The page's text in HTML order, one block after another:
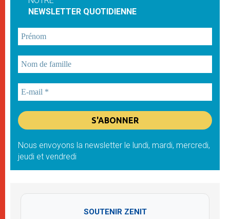
NEWSLETTER QUOTIDIENNE
Nous envoyons la newsletter le lundi, mardi, mercredi,
jeudi et vendredi
SOUTENIR ZENIT